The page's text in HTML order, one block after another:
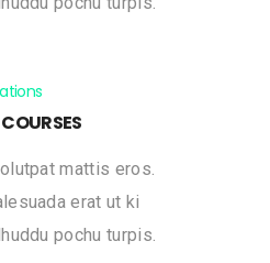
mattis eros.
erat ut ki
pochu turpis.